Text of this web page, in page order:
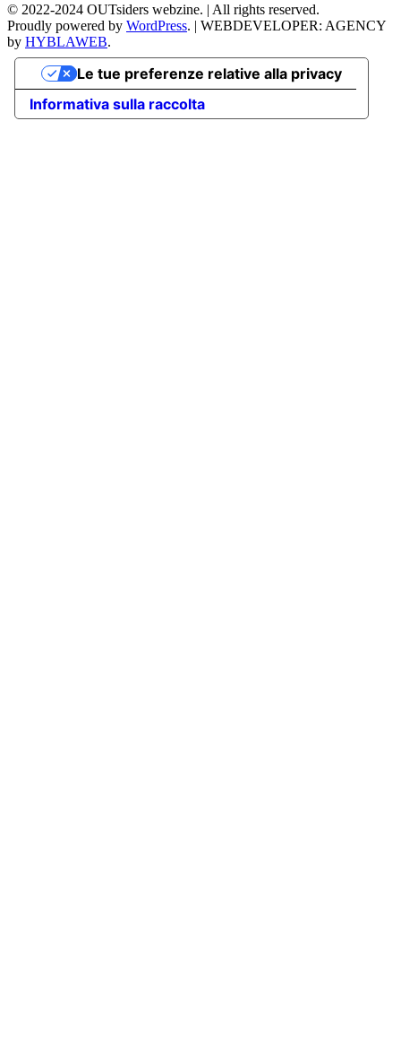
© 2022-2024 OUTsiders webzine. | All rights reserved.
Proudly powered by WordPress. | WEBDEVELOPER: AGENCY
by HYBLAWEB.
Informativa sulla raccolta
Le tue preferenze relative alla privacy